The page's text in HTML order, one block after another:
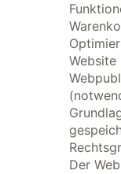
Website
Der